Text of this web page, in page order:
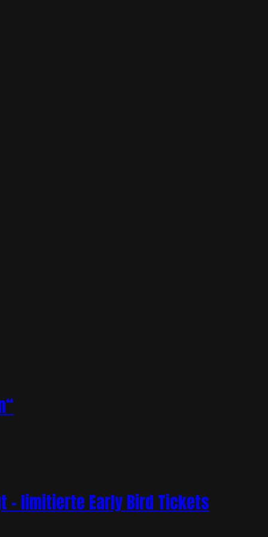
– limitierte Early Bird Tickets